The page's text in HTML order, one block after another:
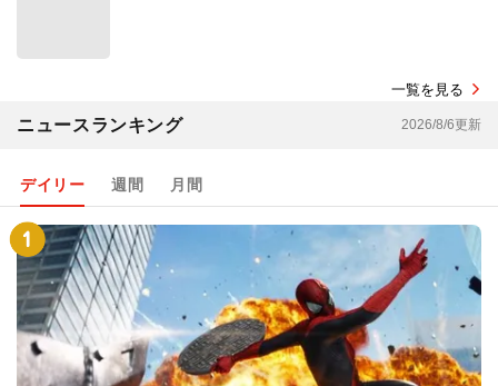
一覧を見る
ニュースランキング 2026/8/6更新
デイリー 週間 月間